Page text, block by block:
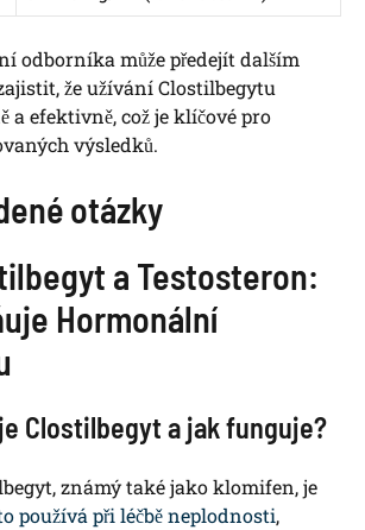
odborníka může předejít dalším
že užívání Clostilbegytu
a efektivně, což je klíčové pro
výsledků.
otázky
a Testosteron:
Hormonální
je Clostilbegyt a jak funguje?
známý také jako klomifen, je
používá při léčbě neplodnosti,